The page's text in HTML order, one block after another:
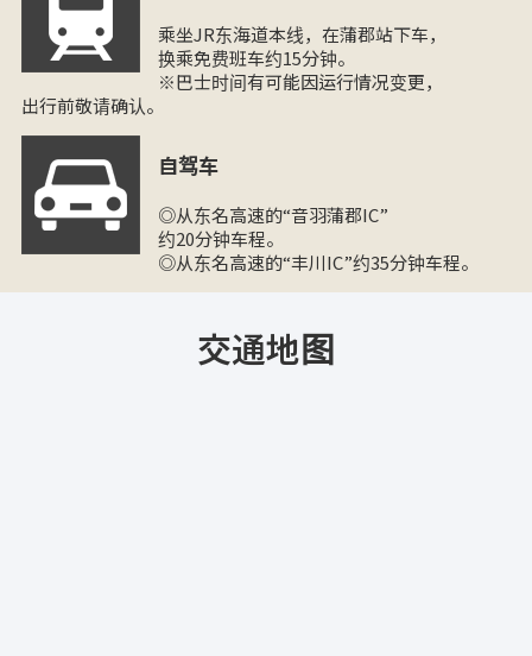
乘坐JR东海道本线，在蒲郡站下车，
换乘免费班车约15分钟。
※巴士时间有可能因运行情况变更，
出行前敬请确认。
自驾车
◎从东名高速的“音羽蒲郡IC”
约20分钟车程。
◎从东名高速的“丰川IC”约35分钟车程。
交通地图